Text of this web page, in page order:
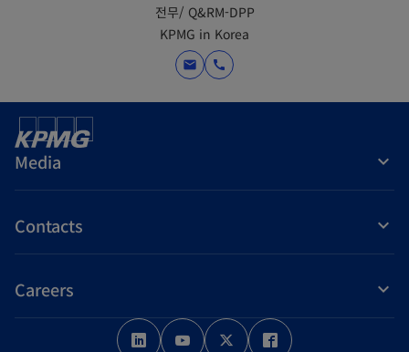
전무/ Q&RM-DPP
KPMG in Korea
mail call
Media
Contacts
Careers
o
o
o
o